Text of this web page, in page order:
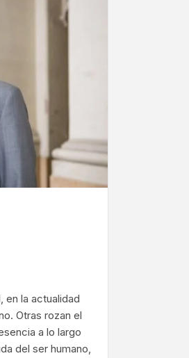
en la actualidad
Otras rozan el
a lo largo
del ser humano,